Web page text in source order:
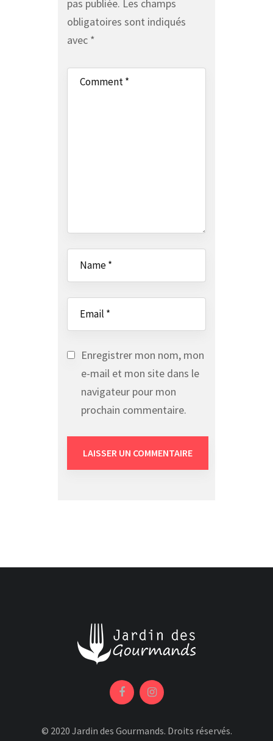
pas publiée. Les champs
obligatoires sont indiqués
avec *
Enregistrer mon nom, mon
e-mail et mon site dans le
navigateur pour mon
prochain commentaire.
© 2020 Jardin des Gourmands. Droits réservés.